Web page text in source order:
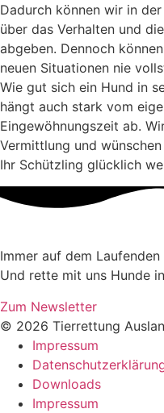
Dadurch können wir in
über das Verhalten und
abgeben. Dennoch
neuen Situationen nie
Wie gut sich ein Hund in
hängt auch stark vom
Eingewöhnungszeit ab.
Vermittlung und
Ihr Schützling glücklich
Immer auf dem Laufenden
Und rette mit uns Hunde
Zum Newsletter
© 2026 Tierrettung
Impressum
Downloads
Impressum